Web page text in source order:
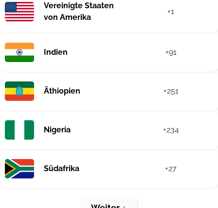
Vereinigte Staaten
von Amerika
+1
Indien +91
Äthiopien +251
Nigeria +234
Südafrika +27